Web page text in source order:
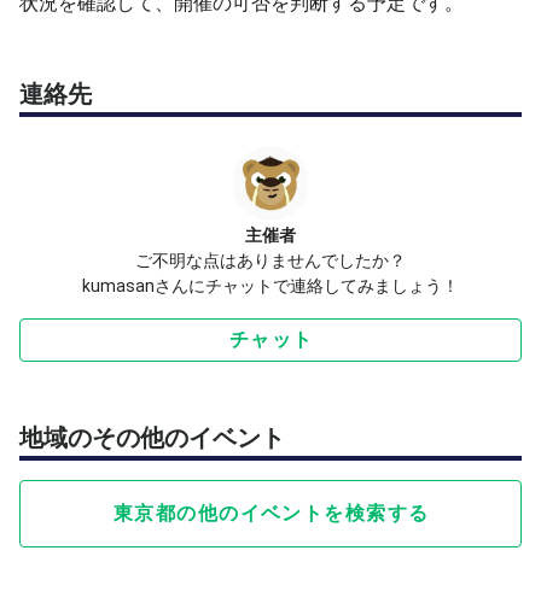
連絡先
主催者
ご不明な点はありませんでしたか？
kumasanさんにチャットで連絡してみましょう！
チャット
地域のその他のイベント
東京都の他のイベントを検索する